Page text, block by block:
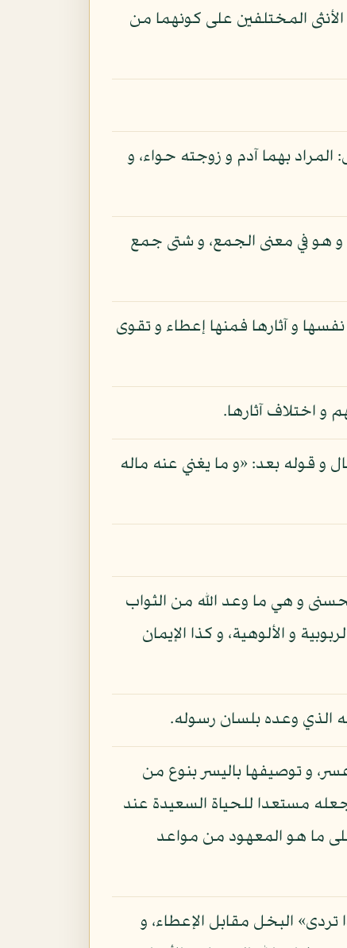
المختلفين على كونهما من
المراد بهما آدم و زوجته حواء، و
هو في معنى الجمع، و شتى جمع
و آثارها فمنها إعطاء و تقوى
اختلاف آثارها.
و قوله بعد: «و ما يغني عنه ماله
و هي ما وعد الله من الثواب
و الألوهية، و كذا الإيمان
الذي وعده بلسان رسوله.
و توصيفها باليسر بنوع من
مستعدا للحياة السعيدة عند
ما هو المعهود من مواعد
البخل مقابل الإعطاء، و